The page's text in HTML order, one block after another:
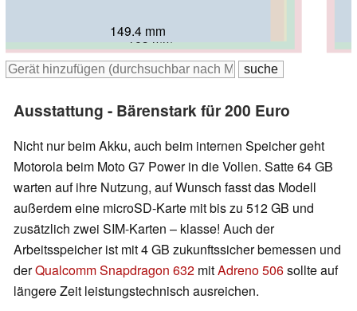
167 mm
163 mm
158.5 mm
157 mm
149.4 mm
Ausstattung - Bärenstark für 200 Euro
Nicht nur beim Akku, auch beim internen Speicher geht
Motorola beim Moto G7 Power in die Vollen. Satte 64 GB
warten auf ihre Nutzung, auf Wunsch fasst das Modell
außerdem eine microSD-Karte mit bis zu 512 GB und
zusätzlich zwei SIM-Karten – klasse! Auch der
Arbeitsspeicher ist mit 4 GB zukunftssicher bemessen und
derQualcomm Snapdragon 632 mitAdreno 506sollte auf
längere Zeit leistungstechnisch ausreichen.